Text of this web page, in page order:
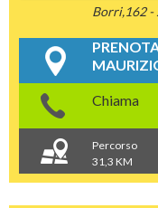
Borri,162 -
Chiama
Percorso
31,3 KM